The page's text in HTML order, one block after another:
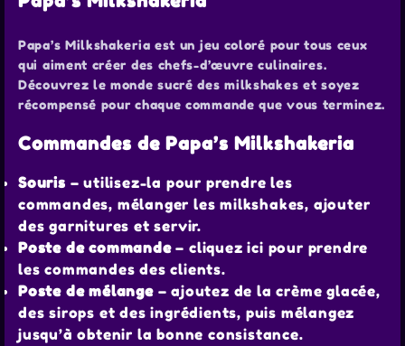
Papa’s Milkshakeria est un jeu coloré pour tous ceux
qui aiment créer des chefs-d’œuvre culinaires.
Découvrez le monde sucré des milkshakes et soyez
récompensé pour chaque commande que vous terminez.
Commandes de Papa’s Milkshakeria
Souris – utilisez-la pour prendre les
commandes, mélanger les milkshakes, ajouter
des garnitures et servir.
Poste de commande– cliquez ici pour prendre
les commandes des clients.
Poste de mélange– ajoutez de la crème glacée,
des sirops et des ingrédients, puis mélangez
jusqu’à obtenir la bonne consistance.